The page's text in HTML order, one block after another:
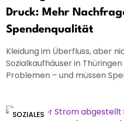
Druck: Mehr
Spendenqualität
Kleidung im Überfluss, aber
Sozialkaufhäuser in
Problemen – und müssen
SOZIALES